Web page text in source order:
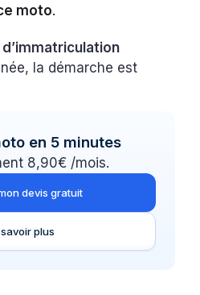
moto.
la démarche est
en 5 minutes
8,90€ /mois.
devis gratuit
savoir plus